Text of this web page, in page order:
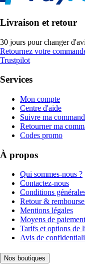
Livraison et retour
30 jours pour changer
Retournez votre
Trustpilot
Services
Mon compte
Centre d'aide
Suivre ma
Retourner ma
Codes promo
À propos
Qui sommes-nous ?
Contactez-nous
Conditions
Retour &
Mentions légales
Moyens de paiement
Tarifs et options de
Avis de
Nos boutiques